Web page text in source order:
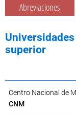
Abreviaciones
superior
Centro Nacional de
CNM